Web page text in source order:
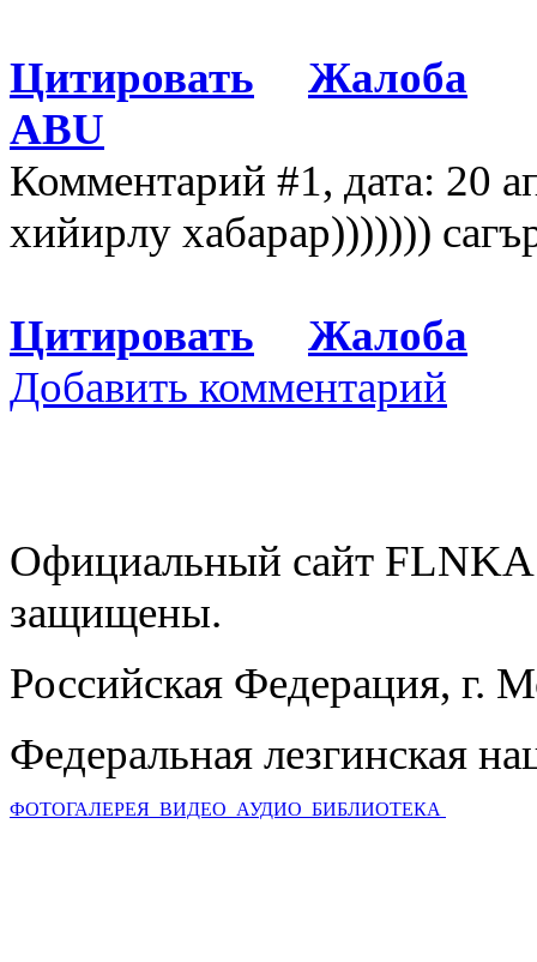
Цитировать
Жалоба
ABU
Комментарий #1, дата: 20
хийирлу хабарар)))))))
Цитировать
Жалоба
Добавить комментарий
Официальный сайт
защищены.
Российская Федерация, г.
Федеральная лезгинская
ФОТОГАЛЕРЕЯ ВИДЕО АУДИО БИБЛИОТЕКА